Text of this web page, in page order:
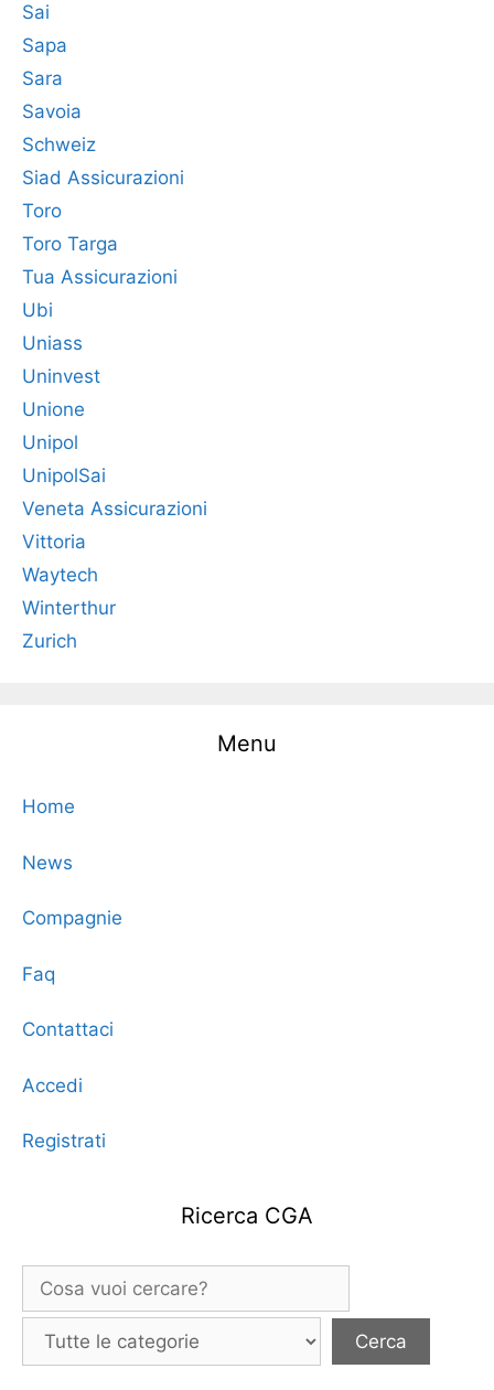
Sai
Sapa
Sara
Savoia
Schweiz
Siad Assicurazioni
Toro
Toro Targa
Tua Assicurazioni
Ubi
Uniass
Uninvest
Unione
Unipol
UnipolSai
Veneta Assicurazioni
Vittoria
Waytech
Winterthur
Zurich
Menu
Home
News
Compagnie
Faq
Contattaci
Accedi
Registrati
Ricerca CGA